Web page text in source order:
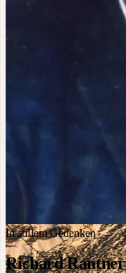
In stillem Gedenken
Richard Rantner